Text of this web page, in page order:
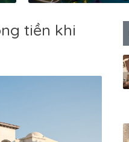
tiền khi